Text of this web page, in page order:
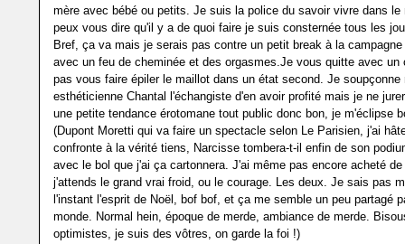
mère avec bébé ou petits. Je suis la police du savoir vivre dans le
peux vous dire qu'il y a de quoi faire je suis consternée tous les
Bref, ça va mais je serais pas contre un petit break à la
avec un feu de cheminée et des orgasmes.Je vous quitte avec un
pas vous faire épiler le maillot dans un état second. Je soupçonne
esthéticienne Chantal l'échangiste d'en avoir profité mais je ne
une petite tendance érotomane tout public donc bon, je m'éclipse
(Dupont Moretti qui va faire un spectacle selon Le Parisien, j'ai
confronte à la vérité tiens, Narcisse tombera-t-il enfin de son
avec le bol que j'ai ça cartonnera. J'ai même pas encore acheté
j'attends le grand vrai froid, ou le courage. Les deux. Je sais pas
l'instant l'esprit de Noël, bof bof, et ça me semble un peu partagé
monde. Normal hein, époque de merde, ambiance de merde.
optimistes, je suis des vôtres, on garde la foi !)